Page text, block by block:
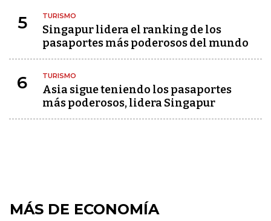
5 TURISMO
Singapur lidera el ranking de los
pasaportes más poderosos del mundo
6 TURISMO
Asia sigue teniendo los pasaportes
más poderosos, lidera Singapur
MÁS DE ECONOMÍA